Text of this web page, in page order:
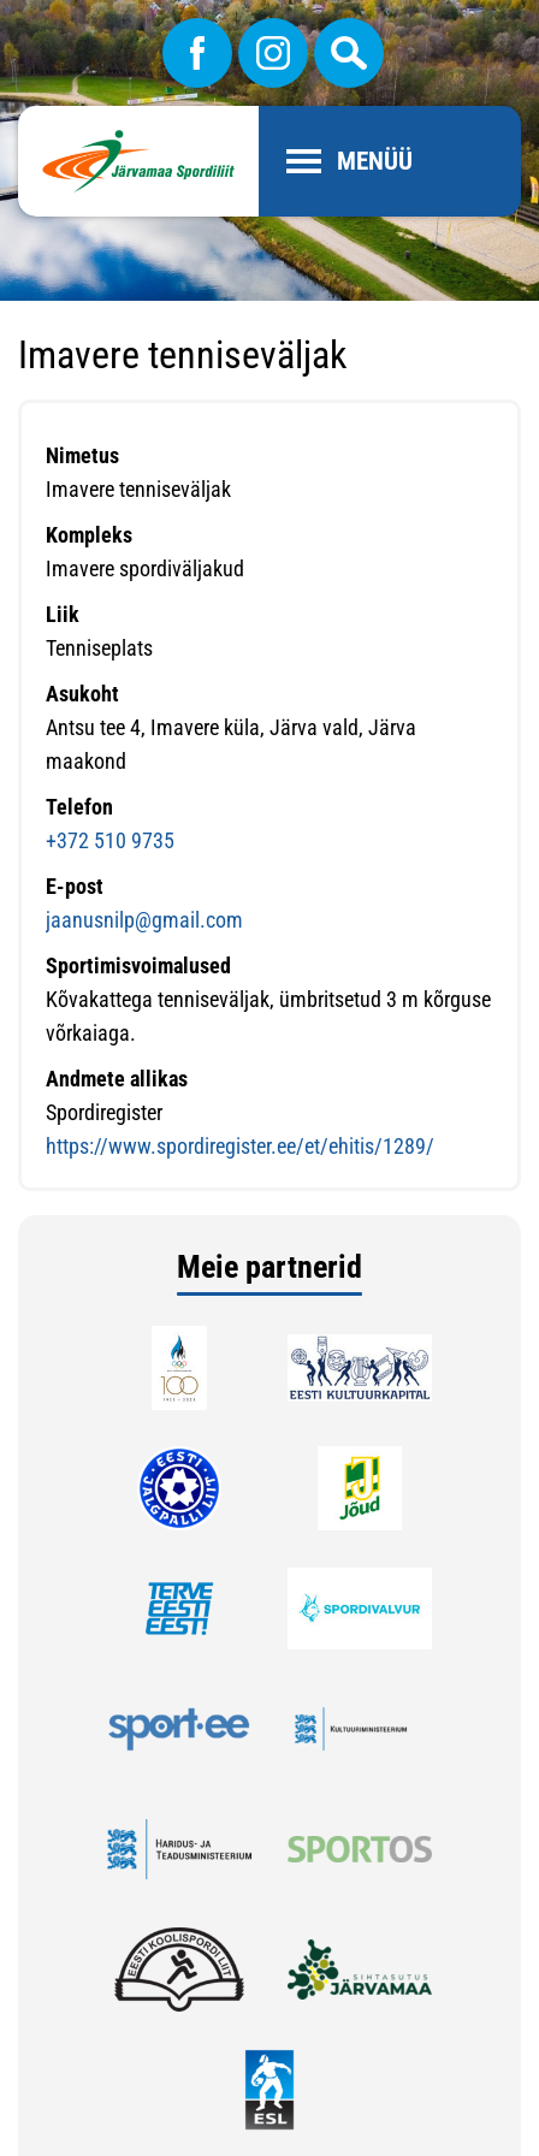
MENÜÜ
Imavere tenniseväljak
Nimetus
Imavere tenniseväljak
Kompleks
Imavere spordiväljakud
Liik
Tenniseplats
Asukoht
Antsu tee 4, Imavere küla, Järva vald, Järva
maakond
Telefon
+372 510 9735
E-post
jaanusnilp@gmail.com
Sportimisvoimalused
Kõvakattega tenniseväljak, ümbritsetud 3 m kõrguse
võrkaiaga.
Andmete allikas
Spordiregister
https://www.spordiregister.ee/et/ehitis/1289/
Meie partnerid